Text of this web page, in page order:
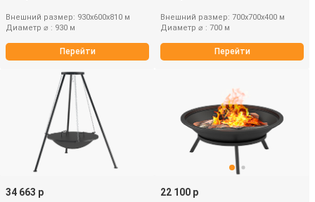
Внешний размер: 930х600х810 м
Диаметр ⌀ : 930 м
Перейти
Внешний размер: 700х700х400 м
Диаметр ⌀ : 700 м
Перейти
34 663 р 22 100 р